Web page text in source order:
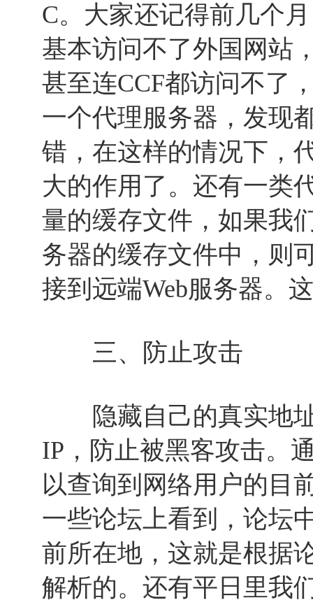
C。大家还记得前几个
基本访问不了外国网站
甚至连CCF都访问不了
一个代理服务器，发现
错，在这样的情况下，
大的作用了。还有一类
量的缓存文件，如果我
务器的缓存文件中，则
接到远端Web服务器。
三、防止攻击
隐藏自己的真实地址
IP，防止被黑客攻击。
以查询到网络用户的目
一些论坛上看到，论坛
前所在地，这就是根据
解析的。还有平日里我